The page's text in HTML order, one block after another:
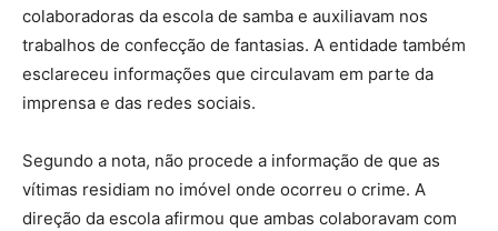
colaboradoras da escola de samba e auxiliavam nos
trabalhos de confecção de fantasias. A entidade também
esclareceu informações que circulavam em parte da
imprensa e das redes sociais.
Segundo a nota, não procede a informação de que as
vítimas residiam no imóvel onde ocorreu o crime. A
direção da escola afirmou que ambas colaboravam com